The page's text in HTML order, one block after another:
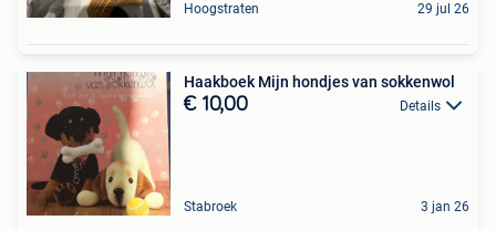
Hoogstraten 29 jul 26
Haakboek Mijn hondjes van sokkenwol
€ 10,00 Details
Stabroek 3 jan 26